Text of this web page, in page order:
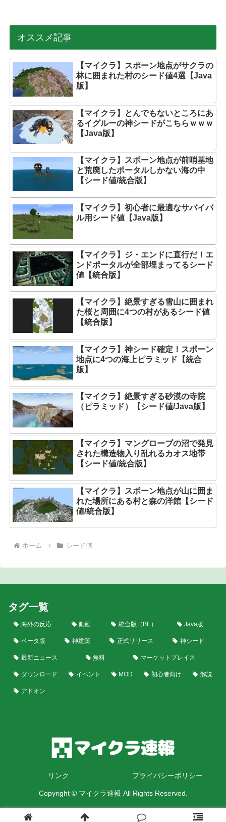
オススメ記事
【マイクラ】スポーン地点がサクラの
林に囲まれた村のシード値4選【Java
版】
【マイクラ】とんでもないところにあ
るイグルーの神シードがこちらｗｗｗ
【Java版】
【マイクラ】スポーン地点が前哨基地
と荒廃したポータルしかない海の中
【シード値/統合版】
【マイクラ】初心者に最適なサバイバ
ル用シード値【Java版】
【マイクラ】ジ・エンドに直行だ！エ
ンドポータルが全部埋まってるシード
値【統合版】
【マイクラ】絶景すぎる雪山に囲まれ
た桜と周囲に4つの村があるシード値
【統合版】
【マイクラ】神シード確定！スポーン
地点に4つの海上ピラミッド【統合
版】
【マイクラ】絶景すぎる砂漠の寺院
（ピラミッド）【シード値/Java版】
【マイクラ】マングローブの沼で発見
された構造物入り乱れるカオス地帯
【シード値/統合版】
【マイクラ】スポーン地点が山に囲ま
れた場所にある村と森の洋館【シード
値/統合版】
ホーム シード値
タグ一覧
海外の反応 動画 統合版（BE） Java版
ベータ版 神建築 正式リリース 神シード
最新ニュース 無料 マーケットプレイス
ダウンロード イベント MOD 初心者向け 解説
アドオン
リンク プライバシーポリシー
Copyright © マイクラ速報 All Rights Reserved.